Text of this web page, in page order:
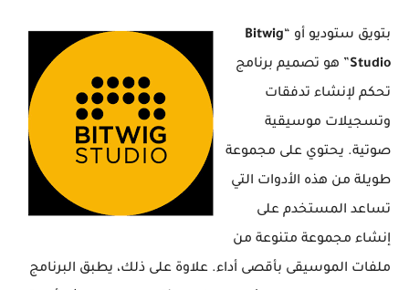
بتويق ستوديو أو “Bitwig
Studio” هو تصميم برنامج
تحكم لإنشاء تدفقات
وتسجيلات موسيقية
صوتية. يحتوي على مجموعة
طويلة من هذه الأدوات التي
تساعد المستخدم على
إنشاء مجموعة متنوعة من
ملفات الموسيقى بأقصى أداء. علاوة على ذلك، يطبق البرنامج